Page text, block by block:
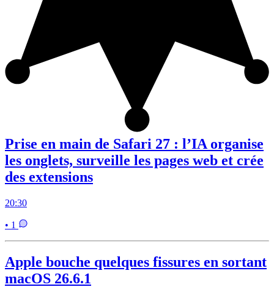
Prise en main de Safari 27 : l’IA organise
les onglets, surveille les pages web et crée
des extensions
20:30
• 1
Apple bouche quelques fissures en sortant
macOS 26.6.1